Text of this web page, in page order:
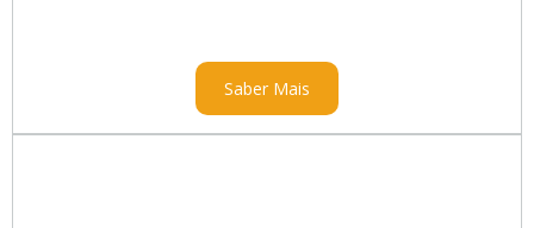
Saber Mais